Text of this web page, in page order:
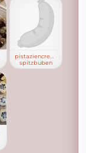
pistaziencreme-
spitzbuben